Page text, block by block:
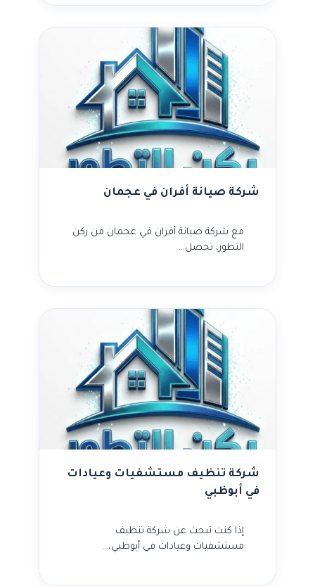
شركة صيانة أفران في عجمان
مع شركة صيانة أفران في عجمان من ركن
التطور، تحصل…
شركة تنظيف مستشفيات وعيادات
في أبوظبي
إذا كنت تبحث عن شركة تنظيف
مستشفيات وعيادات في أبوظبي،…